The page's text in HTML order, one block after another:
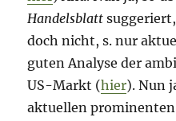
Handelsblatt
doch nicht, s. nur
guten Analyse der
US-Markt (hier). Nun
aktuellen